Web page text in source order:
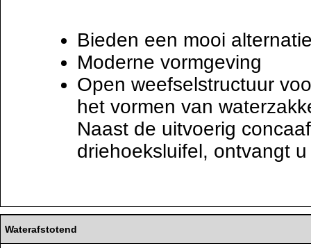
Bieden een mooi
Moderne vormgeving
Open weefselstructuur
het vormen van
Naast de uitvoerig
driehoeksluifel, ontvangt
Waterafstotend